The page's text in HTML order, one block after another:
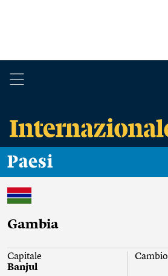
Paesi
Gambia
Capitale
Banjul
Cambio